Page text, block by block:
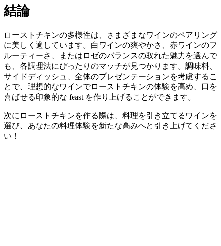
結論
ローストチキンの多様性は、さまざまなワインのペアリング
に美しく適しています。白ワインの爽やかさ、赤ワインのフ
ルーティーさ、またはロゼのバランスの取れた魅力を選んで
も、各調理法にぴったりのマッチが見つかります。調味料、
サイドディッシュ、全体のプレゼンテーションを考慮するこ
とで、理想的なワインでローストチキンの体験を高め、口を
喜ばせる印象的な feast を作り上げることができます。
次にローストチキンを作る際は、料理を引き立てるワインを
選び、あなたの料理体験を新たな高みへと引き上げてくださ
い！